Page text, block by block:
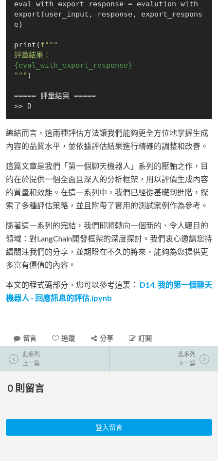
eval_with_export_response = evalution_with_
export(user_input, response, export_respons
e)
print(f"""
{eval_with_export_response}
""" )
===== 評量結果 =====
總結而言，這兩種評估方法讓我們能夠更全方位地掌握生成
內容的品質水平，並依據評估結果進行精確的調整和改善。
這篇文章是我們「第一個聊天機器人」系列的壓軸之作，目
的在於提供一個全面且深入的分析框架，用以評價生成內容
的質量和效能。在這一系列中，我們已經從基礎到進階，探
索了多種評估策略，並且附帶了實用的測試案例作為參考。
隨著這一系列的完結，我們即將轉向一個新的、令人矚目的
領域：對LangChain開發框架的深度探討。我們衷心邀請您持
續關注我們的分享，並期盼在不久的將來，能夠為您提供更
多富有價值的內容。
本文的程式碼部分，您可以參考這裏： D14. 我的第一個聊天
機器人 - 回應訊息的評估.ipynb
留言 追蹤 分享 訂閱
此系列
上一篇
此系列
下一篇
0 則留言
登入留言